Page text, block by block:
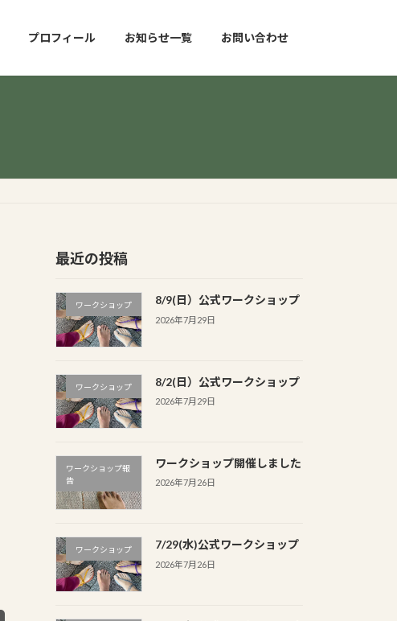
プロフィール お知らせ一覧 お問い合わせ
最近の投稿
ワークショップ 8/9(日）公式ワークショップ
2026年7月29日
ワークショップ 8/2(日）公式ワークショップ
2026年7月29日
ワークショップ報
告
ワークショップ開催しました
2026年7月26日
ワークショップ 7/29(水)公式ワークショップ
2026年7月26日